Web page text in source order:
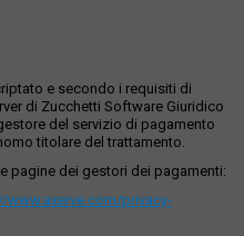
e secondo i requisiti di
di Zucchetti Software Giuridico
del servizio di pagamento
titolare del trattamento.
pagine dei gestori dei pagamenti:
www.axerve.com/privacy-